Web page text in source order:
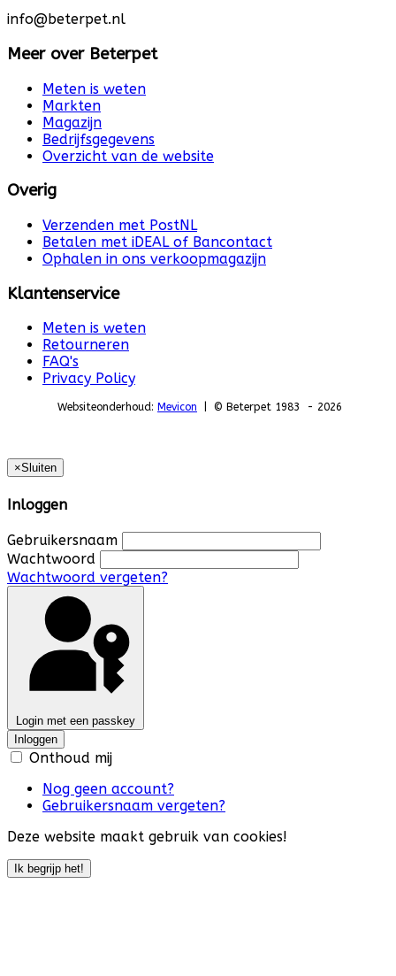
info@beterpet.nl
Meer over Beterpet
Meten is weten
Markten
Magazijn
Bedrijfsgegevens
Overzicht van de website
Overig
Verzenden met PostNL
Betalen met iDEAL of Bancontact
Ophalen in ons verkoopmagazijn
Klantenservice
Meten is weten
Retourneren
FAQ's
Privacy Policy
Websiteonderhoud: Mevicon | © Beterpet 1983 - 2026
×Sluiten
Inloggen
Gebruikersnaam
Wachtwoord
Wachtwoord vergeten?
Login met een passkey
Inloggen
Onthoud mij
Nog geen account?
Gebruikersnaam vergeten?
Deze website maakt gebruik van cookies!
Ik begrijp het!